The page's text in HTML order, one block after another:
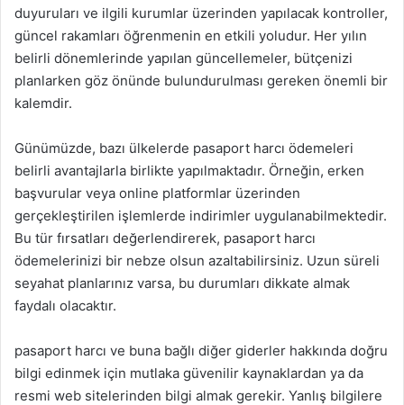
duyuruları ve ilgili kurumlar üzerinden yapılacak kontroller,
güncel rakamları öğrenmenin en etkili yoludur. Her yılın
belirli dönemlerinde yapılan güncellemeler, bütçenizi
planlarken göz önünde bulundurulması gereken önemli bir
kalemdir.
Günümüzde, bazı ülkelerde pasaport harcı ödemeleri
belirli avantajlarla birlikte yapılmaktadır. Örneğin, erken
başvurular veya online platformlar üzerinden
gerçekleştirilen işlemlerde indirimler uygulanabilmektedir.
Bu tür fırsatları değerlendirerek, pasaport harcı
ödemelerinizi bir nebze olsun azaltabilirsiniz. Uzun süreli
seyahat planlarınız varsa, bu durumları dikkate almak
faydalı olacaktır.
pasaport harcı ve buna bağlı diğer giderler hakkında doğru
bilgi edinmek için mutlaka güvenilir kaynaklardan ya da
resmi web sitelerinden bilgi almak gerekir. Yanlış bilgilere